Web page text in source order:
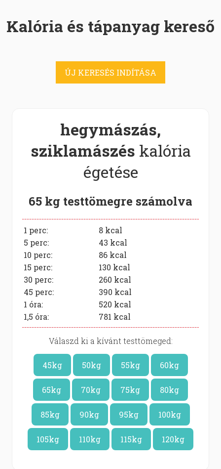
Kalória és tápanyag kereső
ÚJ KERESÉS INDÍTÁSA
hegymászás,
sziklamászés kalória
égetése
65 kg testtömegre számolva
1 perc: 8 kcal
5 perc:
43 kcal
10 perc:
86 kcal
15 perc:
130 kcal
30 perc:
260 kcal
45 perc:
390 kcal
1 óra:
520 kcal
1,5 óra:
781 kcal
Válaszd ki a kívánt testtömeged:
45kg 50kg 55kg 60kg
65kg 70kg 75kg 80kg
85kg 90kg 95kg 100kg
105kg 110kg 115kg 120kg